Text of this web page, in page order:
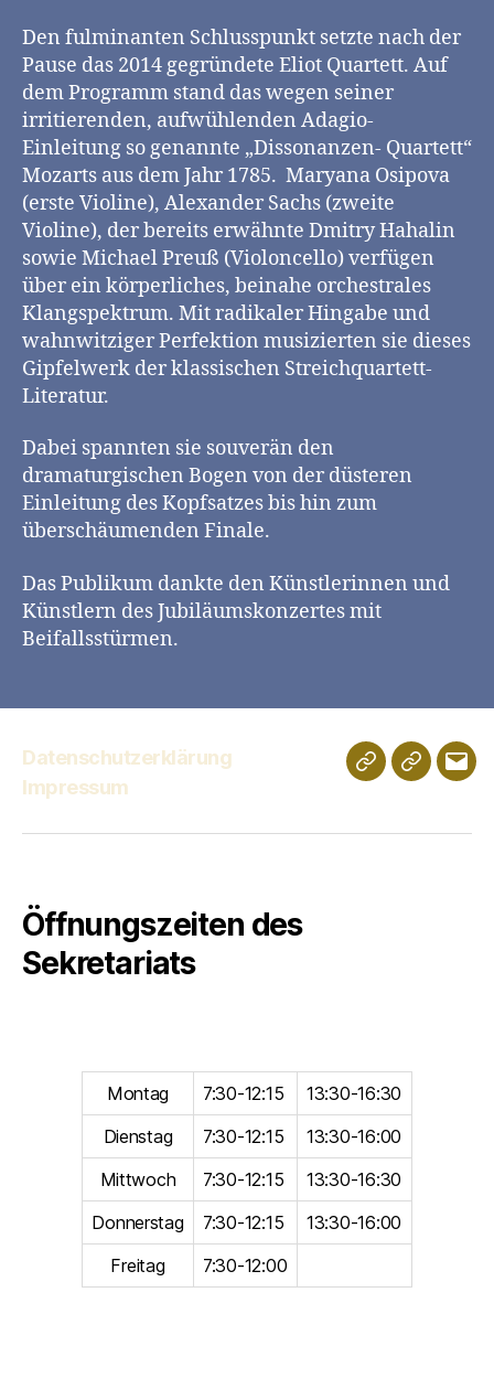
Den fulminanten Schlusspunkt setzte nach der
Pause das 2014 gegründete Eliot Quartett. Auf
dem Programm stand das wegen seiner
irritierenden, aufwühlenden Adagio-
Einleitung so genannte „Dissonanzen- Quartett“
Mozarts aus dem Jahr 1785. Maryana Osipova
(erste Violine), Alexander Sachs (zweite
Violine), der bereits erwähnte Dmitry Hahalin
sowie Michael Preuß (Violoncello) verfügen
über ein körperliches, beinahe orchestrales
Klangspektrum. Mit radikaler Hingabe und
wahnwitziger Perfektion musizierten sie dieses
Gipfelwerk der klassischen Streichquartett-
Literatur.
Dabei spannten sie souverän den
dramaturgischen Bogen von der düsteren
Einleitung des Kopfsatzes bis hin zum
überschäumenden Finale.
Das Publikum dankte den Künstlerinnen und
Künstlern des Jubiläumskonzertes mit
Beifallsstürmen.
Datenschutzerklärung
Impressum
Schulportfolio
Digitales
E-
Öffnungszeiten des
Sekretariats
Montag 7:30-12:15
13:30-16:30
Dienstag
7:30-12:15
13:30-16:00
Mittwoch
7:30-12:15
13:30-16:30
Donnerstag
7:30-12:15
13:30-16:00
Freitag
7:30-12:00